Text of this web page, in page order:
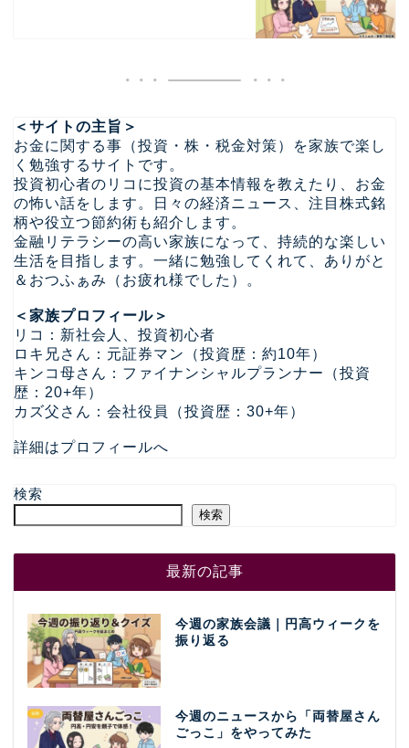
＜サイトの主旨＞
お金に関する事（投資・株・税金対策）を家族で楽し
く勉強するサイトです。
投資初心者のリコに投資の基本情報を教えたり、お金
の怖い話をします。日々の経済ニュース、注目株式銘
柄や役立つ節約術も紹介します。
金融リテラシーの高い家族になって、持続的な楽しい
生活を目指します。一緒に勉強してくれて、ありがと
＆おつふぁみ（お疲れ様でした）。
＜家族プロフィール＞
リコ：新社会人、投資初心者
ロキ兄さん：元証券マン（投資歴：約10年）
キンコ母さん：ファイナンシャルプランナー（投資
歴：20+年）
カズ父さん：会社役員（投資歴：30+年）
詳細はプロフィールへ
検索
検索
最新の記事
今週の家族会議｜円高ウィークを
振り返る
今週のニュースから「両替屋さん
ごっこ」をやってみた